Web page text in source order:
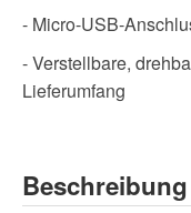
- Micro-USB-
- Verstellbare,
Lieferumfang
Beschreibung